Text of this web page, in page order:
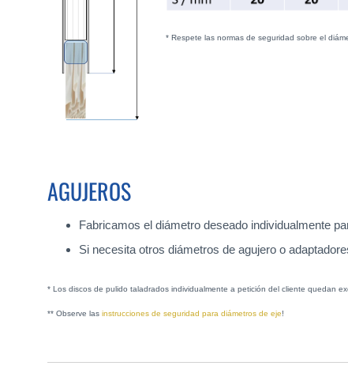
* Respete las normas de seguridad sobre el
AGUJEROS
Fabricamos el diámetro deseado individualmente
Si necesita otros diámetros de agujero o
* Los discos de pulido taladrados individualmente a petición del cliente quedan
** Observe las instrucciones de seguridad para diámetros de eje!